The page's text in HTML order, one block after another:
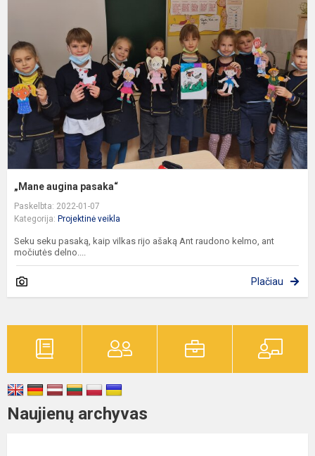
„Mane augina pasaka“
Paskelbta: 2022-01-07
Kategorija: Projektinė veikla
Seku seku pasaką, kaip vilkas rijo ašaką Ant raudono kelmo, ant
močiutės delno....
Plačiau
Naujienų archyvas